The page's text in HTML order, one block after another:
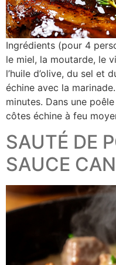
Ingrédients (pour 4
le miel, la moutarde, le
l’huile d’olive, du sel et
échine avec la
minutes. Dans une
côtes échine à feu
SAUTÉ DE
SAUCE